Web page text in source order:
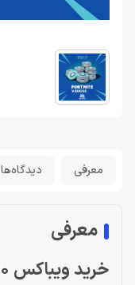
معرفی دیدگاه‌ها
معرفی
خرید ویباکس 1400 تایی فورتنایت v-bucks Fortnite